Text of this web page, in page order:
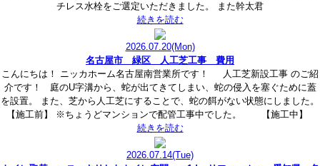
チレス水栓をご選定いただきました。 また幹太君
続きを読む
2026.07.20(Mon)
名古屋市 緑区 人工芝工事 費用
こんにちは！ ニッカホーム名古屋南営業所です！ 人工芝新設工事 のご紹
介です！ 庭のU字溝から、蛇が出てきてしまい、蛇の侵入を塞ぐために蓋
を設置。 また、芝から人工芝にすることで、蛇の餌がない状態にしました。
【施工前】 ※ちょうどマンションで配管工事中でした。 【施工中】
続きを読む
2026.07.14(Tue)